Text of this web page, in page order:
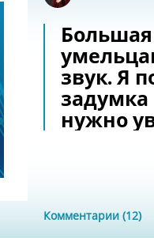
звук. Я
нужно
Комментарии (12)